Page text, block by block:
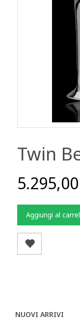
Twin
Aggiungi al
NUOVI ARRIVI